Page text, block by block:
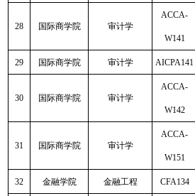
28 国际商学院 审计学
ACCA-
W141
29 国际商学院 审计学 AICPA141
30 国际商学院 审计学
ACCA-
W142
31 国际商学院 审计学
ACCA-
W151
32 金融学院 金融工程 CFA134